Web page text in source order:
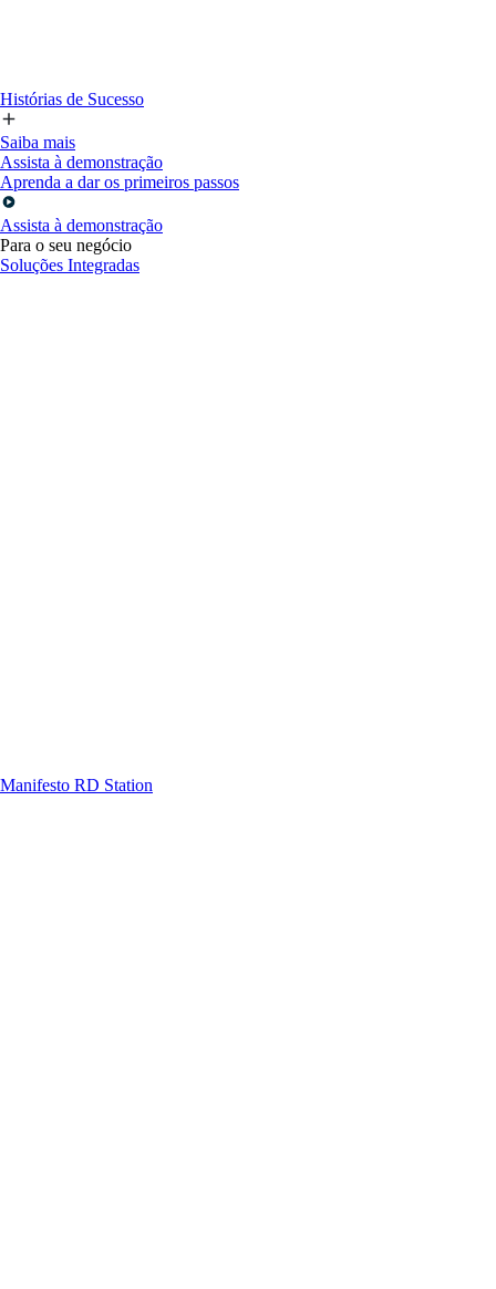
Histórias de Sucesso
Saiba mais
Assista à demonstração
Aprenda a dar os primeiros passos
Assista à demonstração
Para o seu negócio
Soluções Integradas
Manifesto RD Station